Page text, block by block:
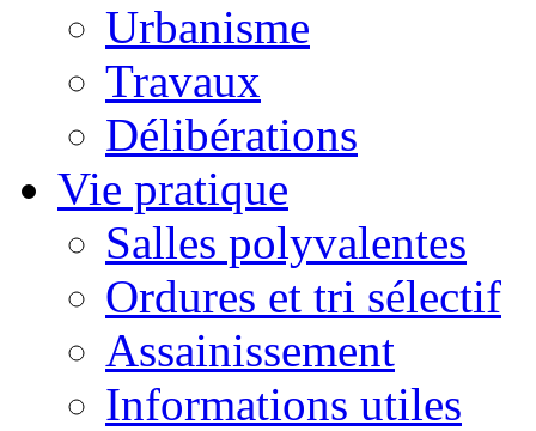
Urbanisme
Travaux
Délibérations
Vie pratique
Salles polyvalentes
Ordures et tri sélectif
Assainissement
Informations utiles